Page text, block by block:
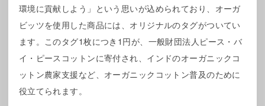
環境に貢献しよう」という思いが込められており、オーガ
ビッツを使用した商品には、オリジナルのタグがついてい
ます。このタグ1枚につき1円が、一般財団法人ピース・バ
イ・ピースコットンに寄付され、インドのオーガニックコ
ットン農家支援など、オーガニックコットン普及のために
役立てられます。